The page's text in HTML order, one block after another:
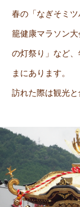
春の「なぎそミ
籠健康マラソン
の灯祭り」など
まにあります。
訪れた際は観光と